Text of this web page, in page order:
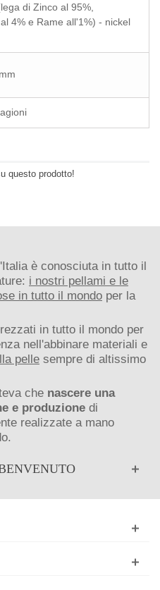
di Zinco al 95%,
4% e Rame all'1%) - nickel
questo prodotto!
è conosciuta in tutto il
i nostri pellami e le
in tutto il mondo per la
in tutto il mondo per
nell'abbinare materiali e
pelle sempre di altissimo
che nascere una
e produzione di
realizzate a mano